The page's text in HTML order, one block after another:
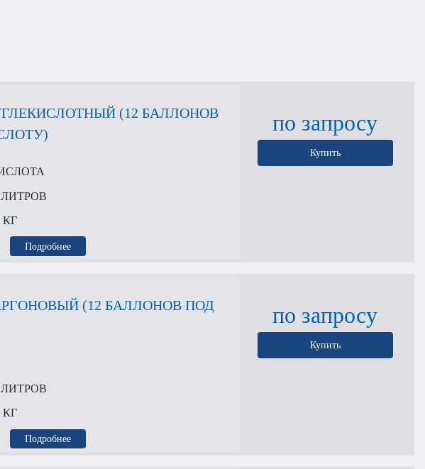
(12 БАЛЛОНОВ
ЛИТРОВ
КГ
Подробнее
по запросу
Купить
(12 БАЛЛОНОВ ПОД
ЛИТРОВ
КГ
Подробнее
по запросу
Купить